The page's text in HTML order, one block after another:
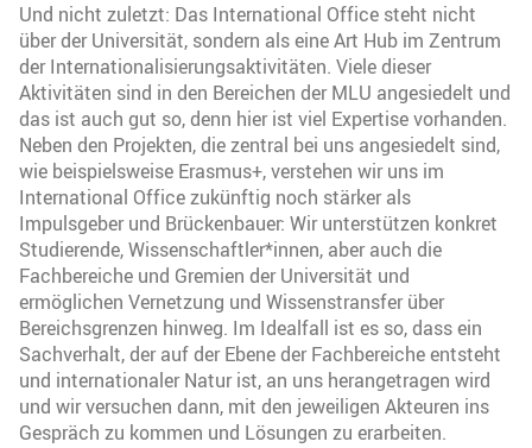
Und nicht zuletzt: Das International Office steht nicht
über der Universität, sondern als eine Art Hub im Zentrum
der Internationalisierungsaktivitäten. Viele dieser
Aktivitäten sind in den Bereichen der MLU angesiedelt und
das ist auch gut so, denn hier ist viel Expertise vorhanden.
Neben den Projekten, die zentral bei uns angesiedelt sind,
wie beispielsweise Erasmus+, verstehen wir uns im
International Office zukünftig noch stärker als
Impulsgeber und Brückenbauer: Wir unterstützen konkret
Studierende, Wissenschaftler*innen, aber auch die
Fachbereiche und Gremien der Universität und
ermöglichen Vernetzung und Wissenstransfer über
Bereichsgrenzen hinweg. Im Idealfall ist es so, dass ein
Sachverhalt, der auf der Ebene der Fachbereiche entsteht
und internationaler Natur ist, an uns herangetragen wird
und wir versuchen dann, mit den jeweiligen Akteuren ins
Gespräch zu kommen und Lösungen zu erarbeiten.